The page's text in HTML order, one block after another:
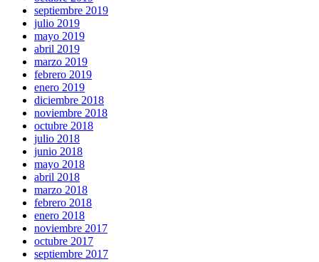
septiembre 2019
julio 2019
mayo 2019
abril 2019
marzo 2019
febrero 2019
enero 2019
diciembre 2018
noviembre 2018
octubre 2018
julio 2018
junio 2018
mayo 2018
abril 2018
marzo 2018
febrero 2018
enero 2018
noviembre 2017
octubre 2017
septiembre 2017